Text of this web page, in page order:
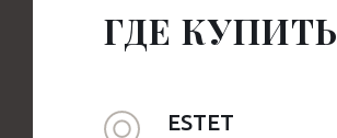
ГДЕ КУПИТЬ
ESTET